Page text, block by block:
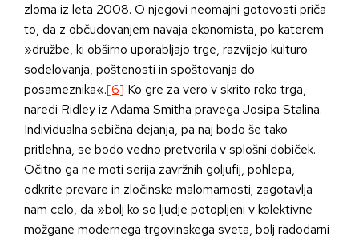
zloma iz leta 2008. O njegovi neomajni gotovosti priča
to, da z občudovanjem navaja ekonomista, po katerem
»družbe, ki obširno uporabljajo trge, razvijejo kulturo
sodelovanja, poštenosti in spoštovanja do
posameznika«.[6] Ko gre za vero v skrito roko trga,
naredi Ridley iz Adama Smitha pravega Josipa Stalina.
Individualna sebična dejanja, pa naj bodo še tako
pritlehna, se bodo vedno pretvorila v splošni dobiček.
Očitno ga ne moti serija zavržnih goljufij, pohlepa,
odkrite prevare in zločinske malomarnosti; zagotavlja
nam celo, da »bolj ko so ljudje potopljeni v kolektivne
možgane modernega trgovinskega sveta, bolj radodarni